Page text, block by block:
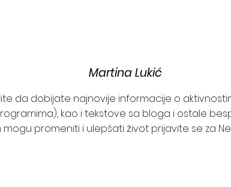
Martina Lukić
da dobijate najnovije informacije o
kao i tekstove sa bloga i ostale
mogu promeniti i ulepšati život prijavite se za